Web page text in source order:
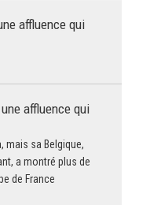
affluence qui
affluence qui
mais sa Belgique,
a montré plus de
de France